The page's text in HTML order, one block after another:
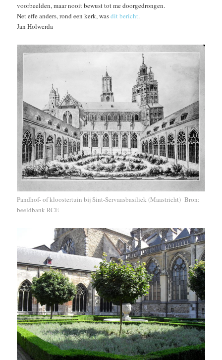
voorbeelden, maar nooit bewust tot me doorgedrongen.
Net effe anders, rond een kerk, wasdit bericht.
Jan Holwerda
Pandhof- of kloostertuin bij Sint-Servaasbasiliek (Maastricht) Bron:
beeldbank RCE